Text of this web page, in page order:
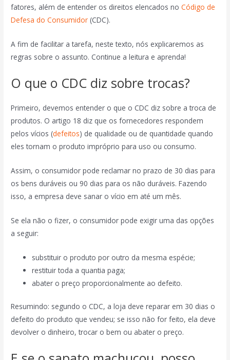
fatores, além de entender os direitos elencados noCódigo de
Defesa do Consumidor (CDC).
A fim de facilitar a tarefa, neste texto, nós explicaremos as
regras sobre o assunto. Continue a leitura e aprenda!
O que o CDC diz sobre trocas?
Primeiro, devemos entender o que o CDC diz sobre a troca de
produtos. O artigo 18 diz que os fornecedores respondem
pelos vícios (defeitos) de qualidade ou de quantidade quando
eles tornam o produto impróprio para uso ou consumo.
Assim, o consumidor pode reclamar no prazo de 30 dias para
os bens duráveis ou 90 dias para os não duráveis. Fazendo
isso, a empresa deve sanar o vício em até um mês.
Se ela não o fizer, o consumidor pode exigir uma das opções
a seguir:
substituir o produto por outro da mesma espécie;
restituir toda a quantia paga;
abater o preço proporcionalmente ao defeito.
Resumindo: segundo o CDC, a loja deve reparar em 30 dias o
defeito do produto que vendeu; se isso não for feito, ela deve
devolver o dinheiro, trocar o bem ou abater o preço.